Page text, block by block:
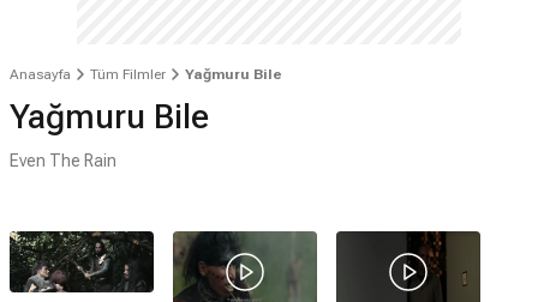
Anasayfa Tüm Filmler Yağmuru Bile
Yağmuru Bile
Even The Rain